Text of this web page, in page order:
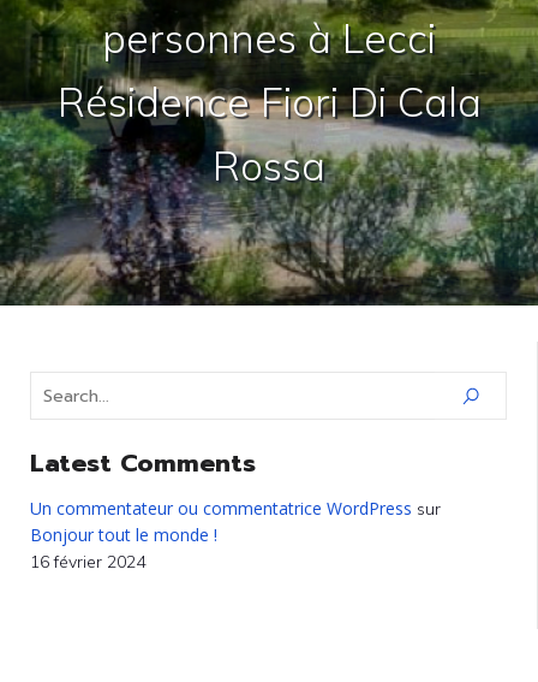
personnes à Lecci
Résidence Fiori Di Cala
Rossa
Latest Comments
Un commentateur ou commentatrice WordPress sur
Bonjour tout le monde !
16 février 2024